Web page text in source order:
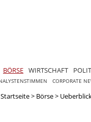
BÖRSE WIRTSCHAFT
CORPORATE
Startseite> Börse>